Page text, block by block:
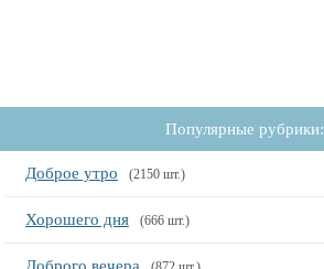
Популярные рубрики:
Доброе утро (2150 шт.)
Хорошего дня (666 шт.)